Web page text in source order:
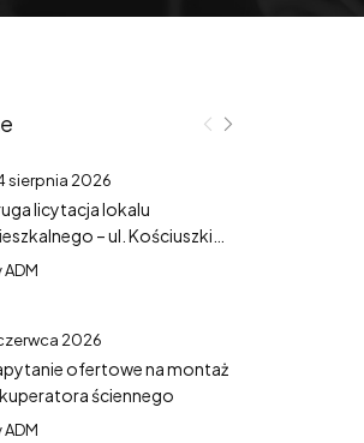
sierpnia 2026
licytacja lokalu
– ul. Kościuszki
ADM
czerwca 2026
ofertowe na montaż
ściennego
ADM